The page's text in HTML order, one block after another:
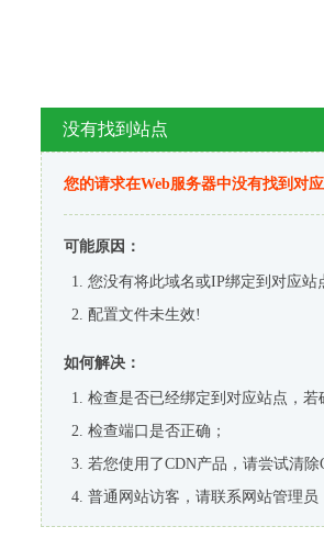
没有找到站点
您的请求在Web服务器中没有找到对
可能原因：
您没有将此域名或IP绑定到对应站
配置文件未生效!
如何解决：
检查是否已经绑定到对应站点，
检查端口是否正确；
若您使用了CDN产品，请尝试清除
普通网站访客，请联系网站管理员